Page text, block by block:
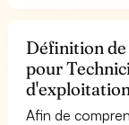
Définition
pour
Afin de